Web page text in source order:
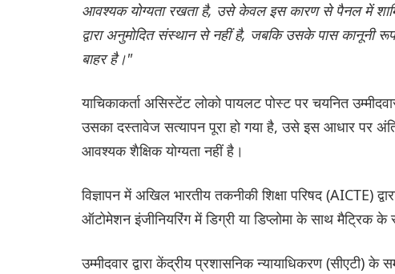
आवश्यक योग्यता रखता है, उसे केवल इस कारण से पैनल में
द्वारा अनुमोदित संस्थान से नहीं है, जबकि उसके पास कानूनी
बाहर है।"
याचिकाकर्ता असिस्टेंट लोको पायलट पोस्ट पर चयनित
उसका दस्तावेज सत्यापन पूरा हो गया है, उसे इस आधार पर
आवश्यक शैक्षिक योग्यता नहीं है।
विज्ञापन में अखिल भारतीय तकनीकी शिक्षा परिषद (AICTE)
ऑटोमेशन इंजीनियरिंग में डिग्री या डिप्लोमा के साथ मैट्रिक
उम्मीदवार द्वारा केंद्रीय प्रशासनिक न्यायाधिकरण (सीएटी)